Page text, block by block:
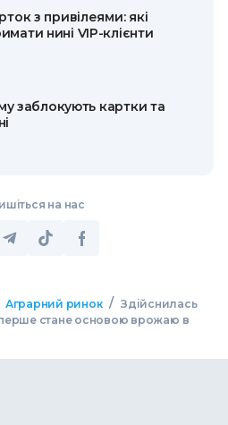
з привілеями: які
нині VIP-клієнти
заблокують картки та
на нас
Аграрний ринок / Здійснилась
стане основою врожаю в